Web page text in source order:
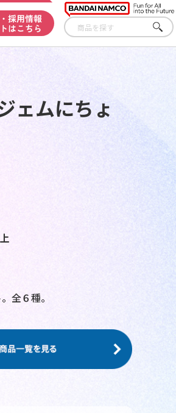
採用情報
はこちら
さが
す
ェムにちょ
全６種。